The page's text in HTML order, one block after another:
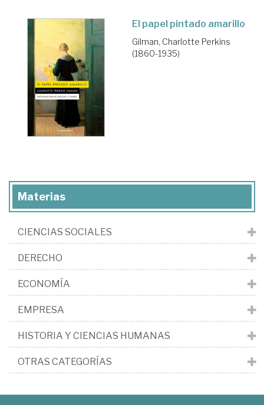
El papel pintado amarillo
Gilman, Charlotte Perkins
(1860-1935)
Materias
CIENCIAS SOCIALES
DERECHO
ECONOMÍA
EMPRESA
HISTORIA Y CIENCIAS HUMANAS
OTRAS CATEGORÍAS